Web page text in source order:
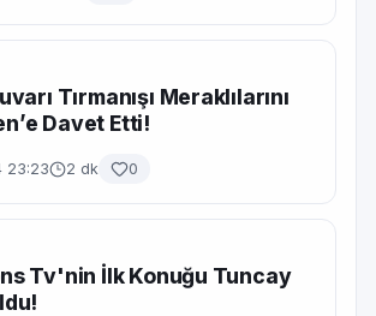
Tırmanışı Meraklılarını
Davet Etti!
23:23 2 dk 0
Tv'nin İlk Konuğu Tuncay